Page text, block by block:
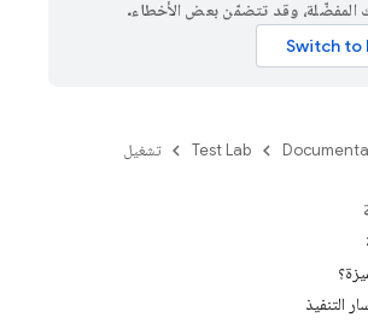
المفضّلة، وقد تتضمّن بعض الأخطاء.
Test Lab تشغيل
التنفيذ